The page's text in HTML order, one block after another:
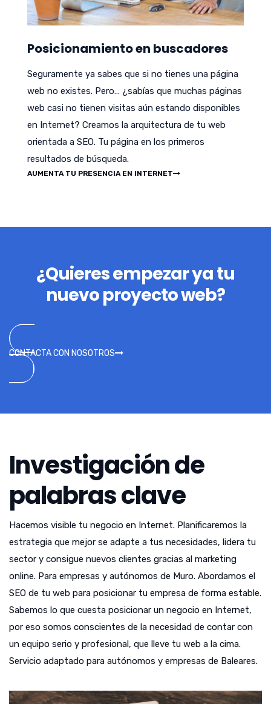
Posicionamiento en buscadores
Seguramente ya sabes que si no tienes una página
web no existes. Pero… ¿sabías que muchas páginas
web casi no tienen visitas aún estando disponibles
en Internet? Creamos la arquitectura de tu web
orientada a SEO. Tu página en los primeros
resultados de búsqueda.
AUMENTA TU PRESENCIA EN INTERNET
¿Quieres empezar ya tu
nuevo proyecto web?
CONTACTA CON NOSOTROS
Investigación de
palabras clave
Hacemos visible tu negocio en Internet. Planificaremos la
estrategia que mejor se adapte a tus necesidades, lidera tu
sector y consigue nuevos clientes gracias al marketing
online. Para empresas y autónomos de Muro. Abordamos el
SEO de tu web para posicionar tu empresa de forma estable.
Sabemos lo que cuesta posicionar un negocio en Internet,
por eso somos conscientes de la necesidad de contar con
un equipo serio y profesional, que lleve tu web a la cima.
Servicio adaptado para autónomos y empresas de Baleares.